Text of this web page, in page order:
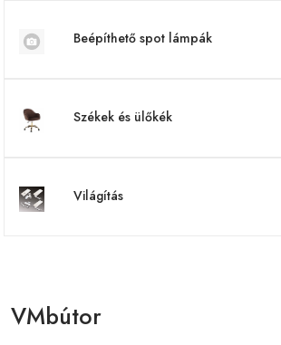
Beépíthető spot lámpák
Székek és ülőkék
Világítás
VMbútor